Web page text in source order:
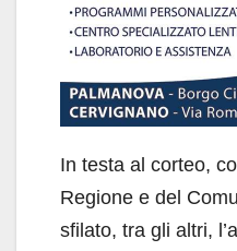
In testa al corteo,
Regione e del
sfilato, tra gli altri,